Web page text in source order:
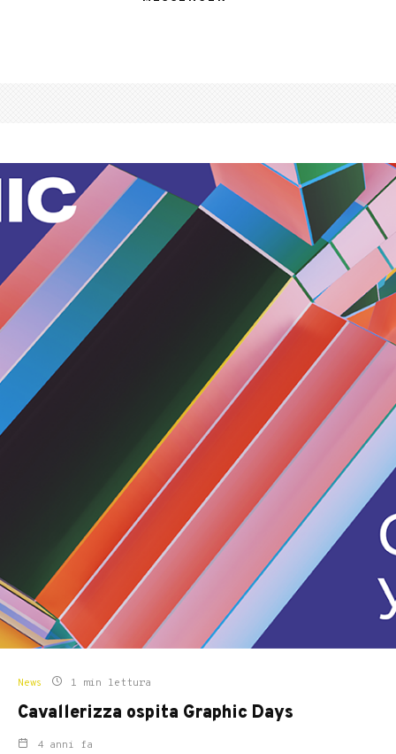
News 1 min lettura
Cavallerizza ospita Graphic Days
4 anni fa